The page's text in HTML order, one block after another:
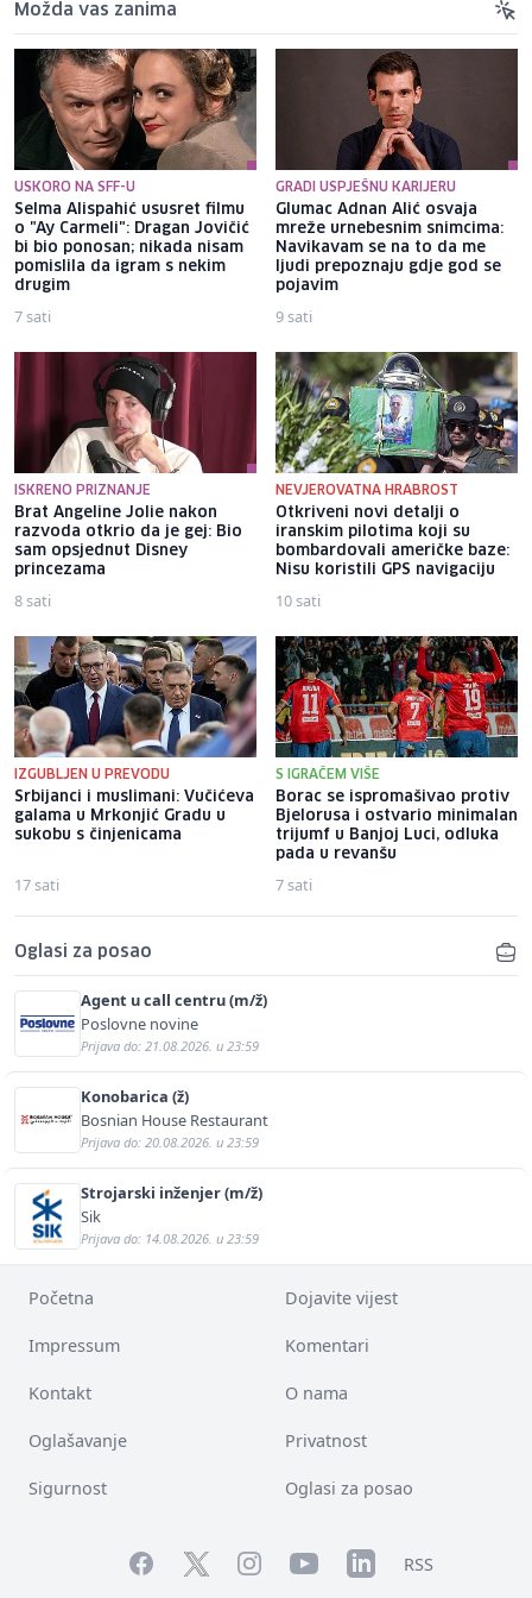
Možda vas zanima
USKORO NA SFF-U
Selma Alispahić ususret filmu
o "Ay Carmeli": Dragan Jovičić
bi bio ponosan; nikada nisam
pomislila da igram s nekim
drugim
7 sati
GRADI USPJEŠNU KARIJERU
Glumac Adnan Alić osvaja
mreže urnebesnim snimcima:
Navikavam se na to da me
ljudi prepoznaju gdje god se
pojavim
9 sati
ISKRENO PRIZNANJE
Brat Angeline Jolie nakon
razvoda otkrio da je gej: Bio
sam opsjednut Disney
princezama
8 sati
NEVJEROVATNA HRABROST
Otkriveni novi detalji o
iranskim pilotima koji su
bombardovali američke baze:
Nisu koristili GPS navigaciju
10 sati
IZGUBLJEN U PREVODU
Srbijanci i muslimani: Vučićeva
galama u Mrkonjić Gradu u
sukobu s činjenicama
17 sati
S IGRAČEM VIŠE
Borac se ispromašivao protiv
Bjelorusa i ostvario minimalan
trijumf u Banjoj Luci, odluka
pada u revanšu
7 sati
Oglasi za posao
Agent u call centru (m/ž)
Poslovne novine
Prijava do: 21.08.2026. u 23:59
Konobarica (ž)
Bosnian House Restaurant
Prijava do: 20.08.2026. u 23:59
Strojarski inženjer (m/ž)
Sik
Prijava do: 14.08.2026. u 23:59
Početna Dojavite vijest
Impressum Komentari
Kontakt O nama
Oglašavanje Privatnost
Sigurnost Oglasi za posao
FacebookTwitterInstagramYouTubeLinkedInRSS